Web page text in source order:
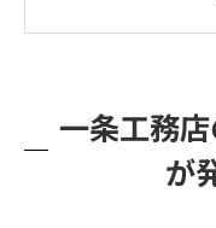
一条工務
が